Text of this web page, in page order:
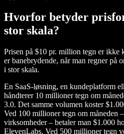
Hvorfor betyder
stor skala?
Prisen på $10 pr. million tegn er ikke
er banebrydende, når man regner på
i stor skala.
En SaaS-løsning, en kundeplatform
håndterer 10 millioner tegn om
3.0. Det samme volumen koster
Ved 100 millioner tegn om måneden
virksomheder – betaler man $1.000
ElevenLabs. Ved 500 millioner tegn